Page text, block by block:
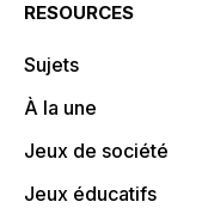
RESOURCES
Sujets
À la une
Jeux de société
Jeux éducatifs